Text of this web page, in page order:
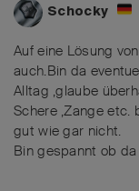
Schocky
Auf eine Lösung
auch.Bin da
Alltag ,glaube
Schere ,Zange etc.
gut wie gar nicht.
Bin gespannt ob